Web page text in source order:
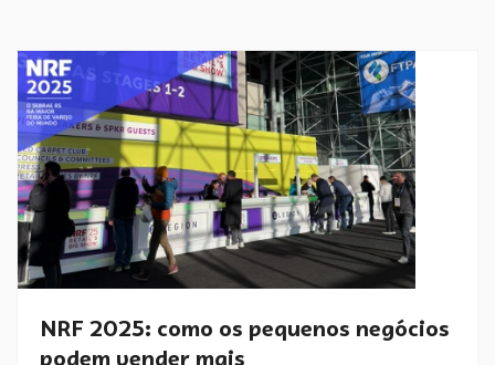
NRF 2025: como os pequenos negócios
podem vender mais